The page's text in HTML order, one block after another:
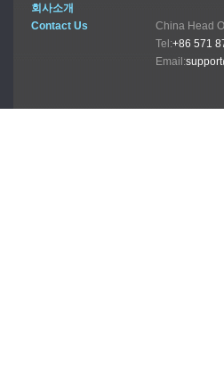
회사소개
Contact Us
China
Tel:+86 571
Email: